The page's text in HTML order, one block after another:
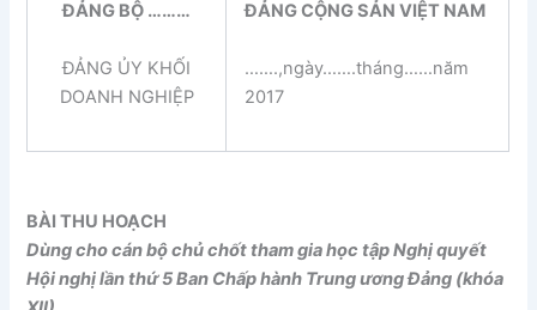
ĐẢNG BỘ ………
ĐẢNG ỦY KHỐI
DOANH NGHIỆP
ĐẢNG CỘNG SẢN VIỆT NAM
…….,ngày…….tháng……năm
2017
BÀI THU HOẠCH
Dùng cho cán bộ chủ chốt tham gia học tập Nghị quyết
Hội nghị lần thứ 5 Ban Chấp hành Trung ương Đảng (khóa